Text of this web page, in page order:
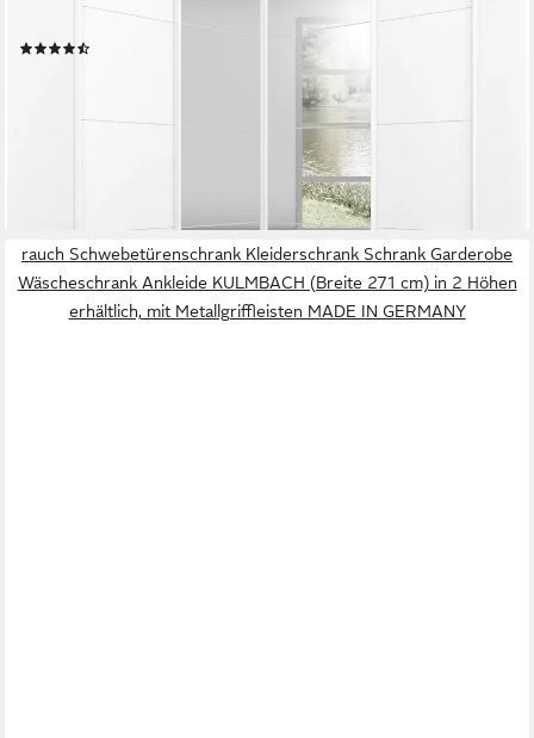
Maß 181x187 cm MADE IN GERMANY
rauch Schwebetürenschrank Kleiderschrank Schrank Garderobe
Wäscheschrank Ankleide KULMBACH (Breite 271 cm) in 2 Höhen
erhältlich, mit Metallgriffleisten MADE IN GERMANY